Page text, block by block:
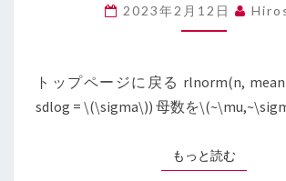
～
R
る
統
プ
ロ
2023年2月12日
トップページに戻る rlnorm(n,
sdlog = \(\sigma\)) 母数を
もっと読むもっと読